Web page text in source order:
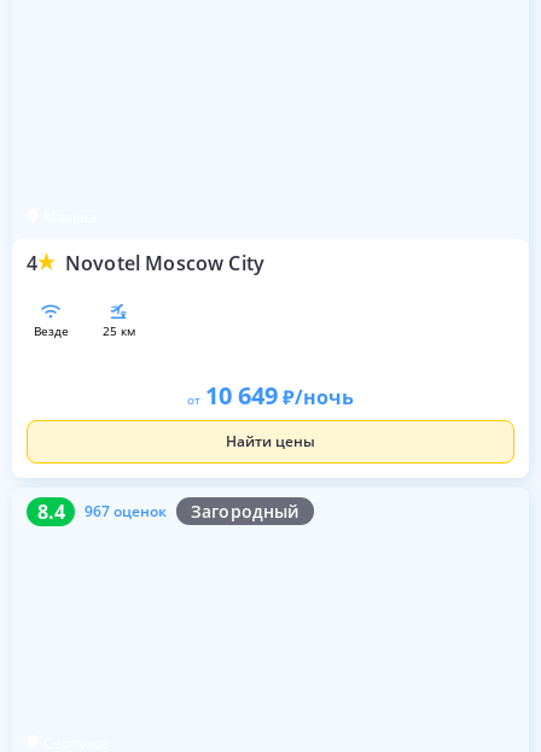
4 Novotel Moscow City
везде 25 км
от 10 649 /ночь
Найти цены
8.4 967 оценок Загородный
8.4 967 оценок